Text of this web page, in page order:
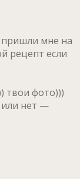
пришли мне на
рецепт если
твои фото)))
нет —